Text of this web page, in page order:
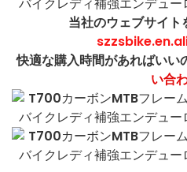
当社のウェブサイト
快適な購入時間があればいい
い合